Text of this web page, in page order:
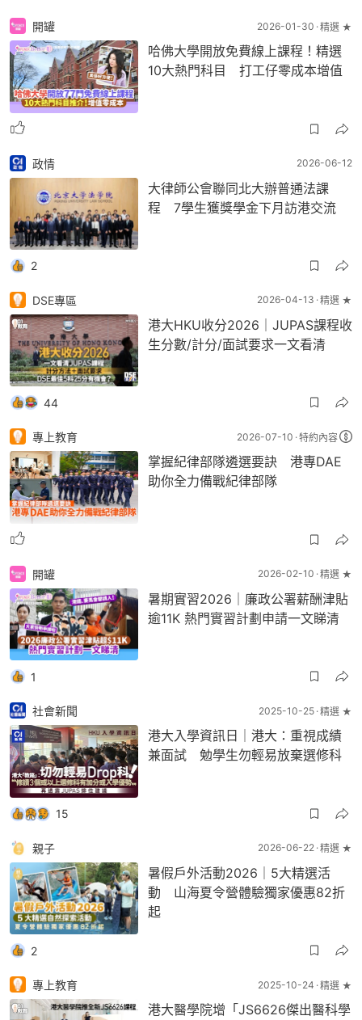
開罐 2026-01-30 精選 ★
哈佛大學開放免費線上課程！精選
10大熱門科目 打工仔零成本增值
政情 2026-06-12
大律師公會聯同北大辦普通法課
程 7學生獲獎學金下月訪港交流
2
DSE專區 2026-04-13 精選 ★
港大HKU收分2026｜JUPAS課程收
生分數/計分/面試要求一文看清
44
專上教育 2026-07-10 特約內容
掌握紀律部隊遴選要訣 港專DAE
助你全力備戰紀律部隊
開罐 2026-02-10 精選 ★
暑期實習2026｜廉政公署薪酬津貼
逾11K 熱門實習計劃申請一文睇清
1
社會新聞 2025-10-25 精選 ★
港大入學資訊日｜港大：重視成績
兼面試 勉學生勿輕易放棄選修科
15
親子 2026-06-22 精選 ★
暑假戶外活動2026｜5大精選活
動 山海夏令營體驗獨家優惠82折
起
2
專上教育 2025-10-24 精選 ★
港大醫學院增「JS6626傑出醫科學